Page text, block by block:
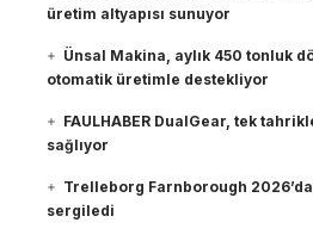
üretim altyapısı sunuyor
Ünsal Makina, aylık 450 tonluk
otomatik üretimle destekliyor
FAULHABER DualGear, tek
sağlıyor
Trelleborg Farnborough
sergiledi